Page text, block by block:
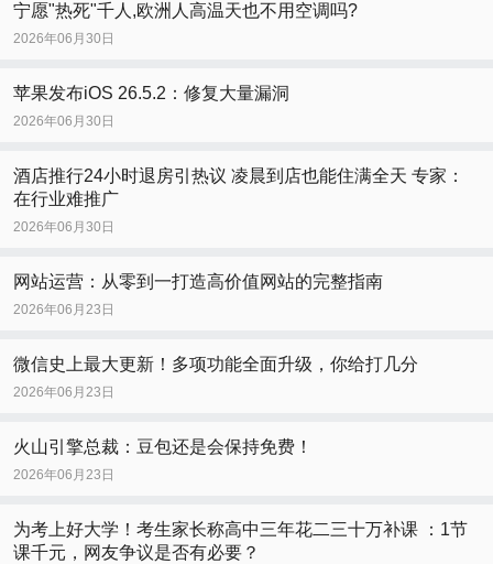
宁愿"热死"千人,欧洲人高温天也不用空调吗?
2026年06月30日
苹果发布iOS 26.5.2：修复大量漏洞
2026年06月30日
酒店推行24小时退房引热议 凌晨到店也能住满全天 专家：
在行业难推广
2026年06月30日
网站运营：从零到一打造高价值网站的完整指南
2026年06月23日
微信史上最大更新！多项功能全面升级，你给打几分
2026年06月23日
火山引擎总裁：豆包还是会保持免费！
2026年06月23日
为考上好大学！考生家长称高中三年花二三十万补课 ：1节
课千元，网友争议是否有必要？